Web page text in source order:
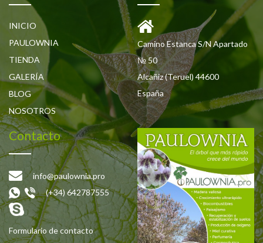
INICIO
PAULOWNIA
TIENDA
GALERÍA
BLOG
NOSOTROS
Camino Estanca S/N Apartado
№ 50
Alcañiz (Teruel) 44600
España
Contacto
info@paulownia.pro
(+34) 642787555
Formulario de contacto